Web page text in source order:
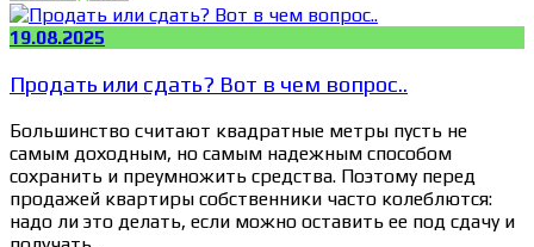
19.08.2025
Продать или сдать? Вот в чем вопрос..
Большинство считают квадратные метры пусть не
самым доходным, но самым надежным способом
сохранить и преумножить средства. Поэтому перед
продажей квартиры собственники часто колеблются:
надо ли это делать, если можно оставить ее под сдачу и